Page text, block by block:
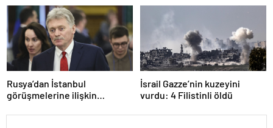
Rusya’dan İstanbul
görüşmelerine ilişkin
İsrail Gazze’nin kuzeyini
vurdu: 4 Filistinli öldü